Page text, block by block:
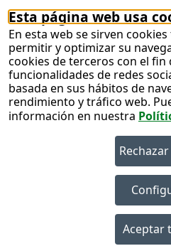
Esta página web usa
En esta web se sirven
permitir y optimizar su
cookies de terceros con el
funcionalidades de redes
basada en sus hábitos de
rendimiento y tráfico web.
información en nuestra